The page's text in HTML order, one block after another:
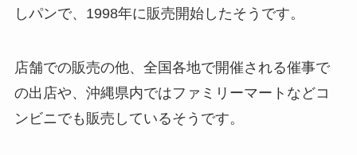
しパンで、1998年に販売開始したそうです。
店舗での販売の他、全国各地で開催される催事で
の出店や、沖縄県内ではファミリーマートなどコ
ンビニでも販売しているそうです。